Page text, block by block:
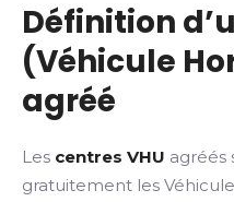
Définition
(Véhicule
agréé
Les centres VHU agréés
gratuitement les